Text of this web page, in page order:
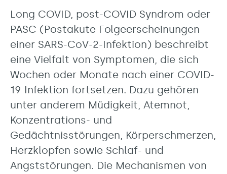
Long COVID, post-COVID Syndrom oder
PASC (Postakute Folgeerscheinungen
einer SARS-CoV-2-Infektion) beschreibt
eine Vielfalt von Symptomen, die sich
Wochen oder Monate nach einer COVID-
19 Infektion fortsetzen. Dazu gehören
unter anderem Müdigkeit, Atemnot,
Konzentrations- und
Gedächtnisstörungen, Körperschmerzen,
Herzklopfen sowie Schlaf- und
Angststörungen. Die Mechanismen von